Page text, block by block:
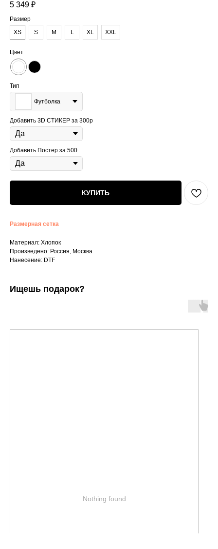
5 349 ₽
Размер
XS
S M L XL XXL
Цвет
Тип
Футболка
Добавить 3D СТИКЕР за 300р
Добавить Постер за 500
КУПИТЬ
Размерная сетка
Материал: Хлопок
Произведено: Россия, Москва
Нанесение: DTF
Ищешь подарок?
Nothing found